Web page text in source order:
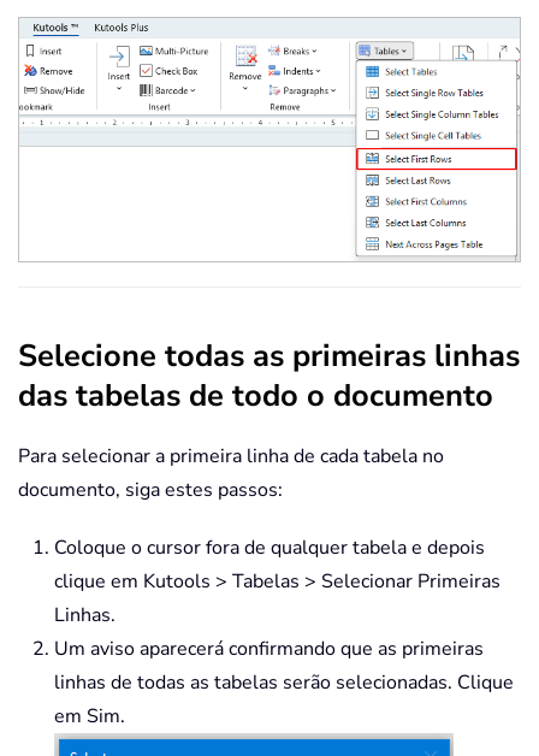
Selecione todas as primeiras linhas
das tabelas de todo o documento
Para selecionar a primeira linha de cada tabela no
documento, siga estes passos:
Coloque o cursor fora de qualquer tabela e depois
clique em Kutools > Tabelas > Selecionar Primeiras
Linhas.
Um aviso aparecerá confirmando que as primeiras
linhas de todas as tabelas serão selecionadas. Clique
em Sim.